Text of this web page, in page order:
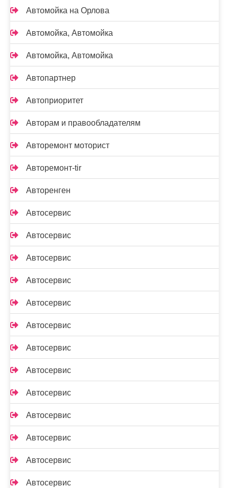
Автомойка на Орлова
Автомойка, Автомойка
Автомойка, Автомойка
Автопартнер
Автоприоритет
Авторам и правообладателям
Авторемонт моторист
Авторемонт-tir
Авторенген
Автосервис
Автосервис
Автосервис
Автосервис
Автосервис
Автосервис
Автосервис
Автосервис
Автосервис
Автосервис
Автосервис
Автосервис
Автосервис